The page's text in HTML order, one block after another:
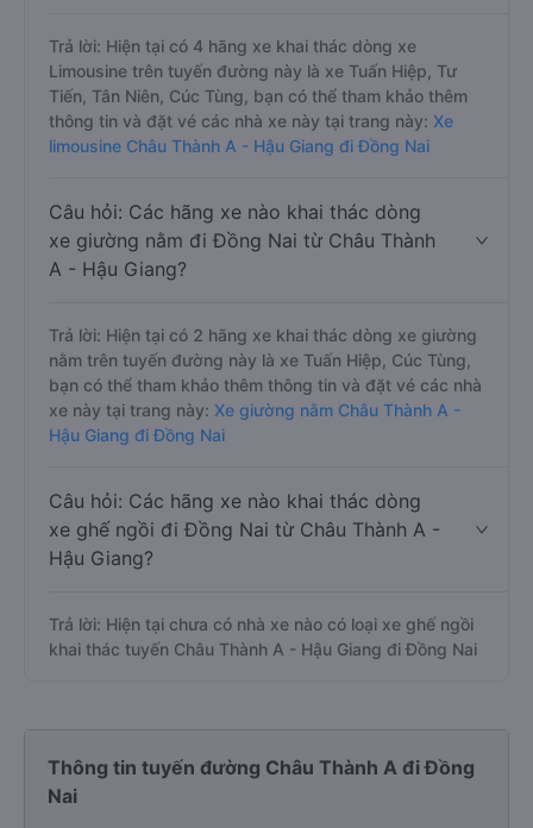
Trả lời: Hiện tại có 4 hãng xe khai thác dòng xe
Limousine trên tuyến đường này là xe Tuấn Hiệp, Tư
Tiến, Tân Niên, Cúc Tùng, bạn có thể tham khảo thêm
thông tin và đặt vé các nhà xe này tại trang này: Xe
limousine Châu Thành A - Hậu Giang đi Đồng Nai
Câu hỏi: Các hãng xe nào khai thác dòng
xe giường nằm đi Đồng Nai từ Châu Thành
A - Hậu Giang?
Trả lời: Hiện tại có 2 hãng xe khai thác dòng xe giường
nằm trên tuyến đường này là xe Tuấn Hiệp, Cúc Tùng,
bạn có thể tham khảo thêm thông tin và đặt vé các nhà
xe này tại trang này: Xe giường nằm Châu Thành A -
Hậu Giang đi Đồng Nai
Câu hỏi: Các hãng xe nào khai thác dòng
xe ghế ngồi đi Đồng Nai từ Châu Thành A -
Hậu Giang?
Trả lời: Hiện tại chưa có nhà xe nào có loại xe ghế ngồi
khai thác tuyến Châu Thành A - Hậu Giang đi Đồng Nai
Thông tin tuyến đường Châu Thành A đi Đồng
Nai